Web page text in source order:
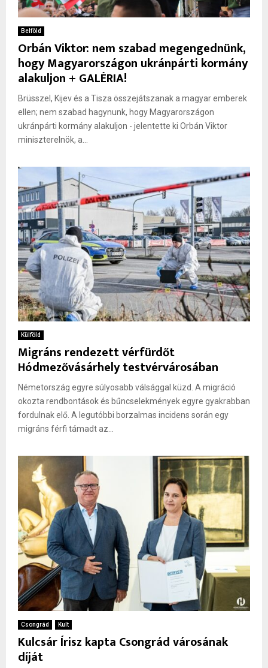
Belföld
Orbán Viktor: nem szabad megengednünk,
hogy Magyarországon ukránpárti kormány
alakuljon + GALÉRIA!
Brüsszel, Kijev és a Tisza összejátszanak a magyar emberek
ellen; nem szabad hagynunk, hogy Magyarországon
ukránpárti kormány alakuljon - jelentette ki Orbán Viktor
miniszterelnök, a...
Külföld
Migráns rendezett vérfürdőt
Hódmezővásárhely testvérvárosában
Németország egyre súlyosabb válsággal küzd. A migráció
okozta rendbontások és bűncselekmények egyre gyakrabban
fordulnak elő. A legutóbbi borzalmas incidens során egy
migráns férfi támadt az...
Csongrád Kult
Kulcsár Írisz kapta Csongrád városának
díját